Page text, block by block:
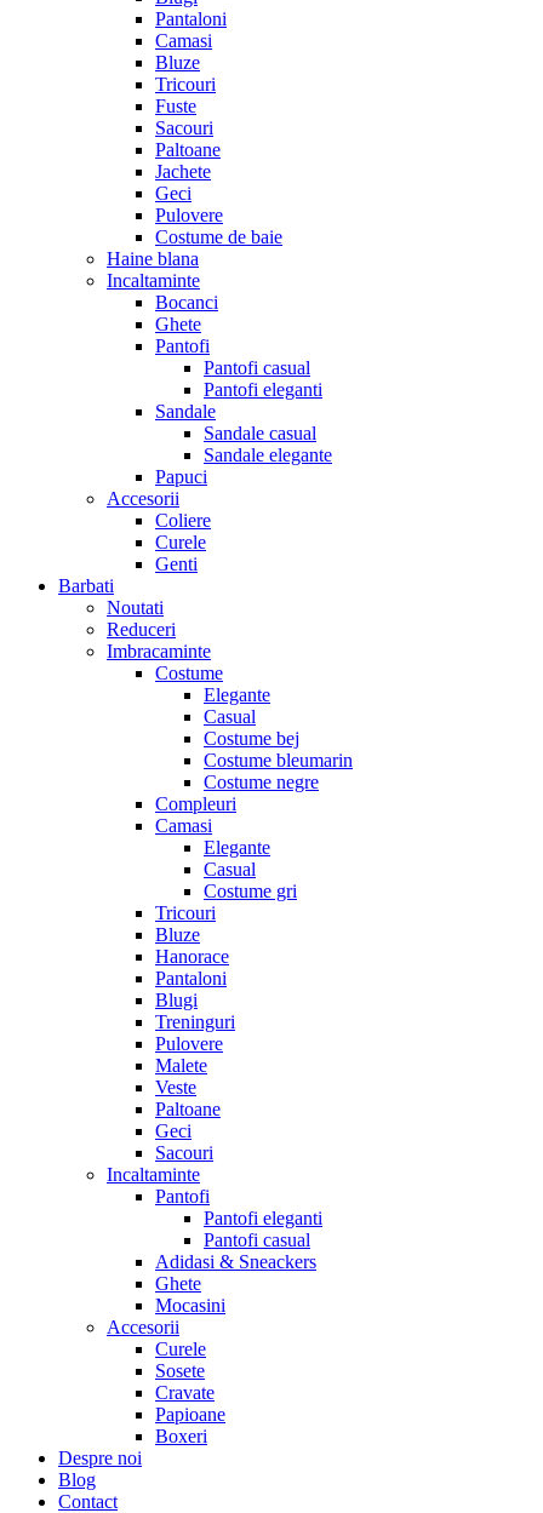
Pantaloni
Camasi
Bluze
Tricouri
Fuste
Sacouri
Paltoane
Jachete
Geci
Pulovere
Costume de baie
Haine blana
Incaltaminte
Bocanci
Ghete
Pantofi
Pantofi casual
Pantofi eleganti
Sandale
Sandale casual
Sandale elegante
Papuci
Accesorii
Coliere
Curele
Genti
Barbati
Noutati
Reduceri
Imbracaminte
Costume
Elegante
Casual
Costume bej
Costume bleumarin
Costume negre
Compleuri
Camasi
Elegante
Casual
Costume gri
Tricouri
Bluze
Hanorace
Pantaloni
Blugi
Treninguri
Pulovere
Malete
Veste
Paltoane
Geci
Sacouri
Incaltaminte
Pantofi
Pantofi eleganti
Pantofi casual
Adidasi & Sneackers
Ghete
Mocasini
Accesorii
Curele
Sosete
Cravate
Papioane
Boxeri
Despre noi
Blog
Contact